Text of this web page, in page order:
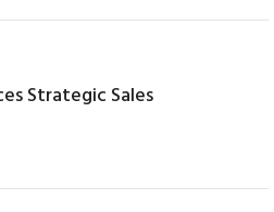
Strategic Sales